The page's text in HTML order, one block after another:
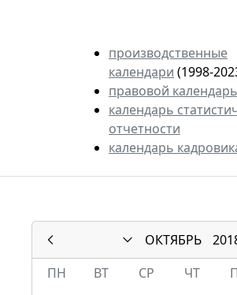
производственные
календари (1998-
правовой календарь
календарь
отчетности
календарь
ОКТЯБРЬ
ПН
ВТ СР ЧТ